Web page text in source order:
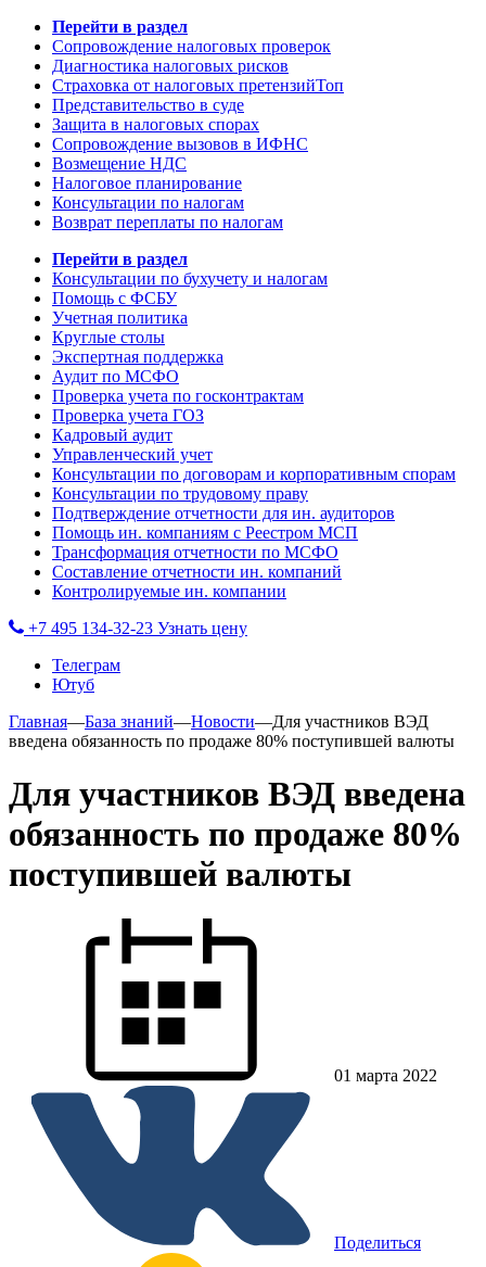
Перейти в раздел
Сопровождение налоговых проверок
Диагностика налоговых рисков
Страховка от налоговых претензийТоп
Представительство в суде
Защита в налоговых спорах
Сопровождение вызовов в ИФНС
Возмещение НДС
Налоговое планирование
Консультации по налогам
Возврат переплаты по налогам
Перейти в раздел
Консультации по бухучету и налогам
Помощь с ФСБУ
Учетная политика
Круглые столы
Экспертная поддержка
Аудит по МСФО
Проверка учета по госконтрактам
Проверка учета ГОЗ
Кадровый аудит
Управленческий учет
Консультации по договорам и корпоративным спорам
Консультации по трудовому праву
Подтверждение отчетности для ин. аудиторов
Помощь ин. компаниям с Реестром МСП
Трансформация отчетности по МСФО
Составление отчетности ин. компаний
Контролируемые ин. компании
+7 495 134-32-23 Узнать цену
Телеграм
Ютуб
Главная—База знаний—Новости—Для участников ВЭД
введена обязанность по продаже 80% поступившей валюты
Для участников ВЭД введена
обязанность по продаже 80%
поступившей валюты
01 марта 2022
Поделиться